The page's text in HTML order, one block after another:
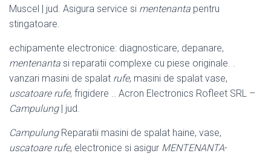
Muscel | jud. Asigura service si mentenanta pentru
stingatoare.
echipamente electronice: diagnosticare, depanare,
mentenanta si reparatii complexe cu piese originale. .
vanzari masini de spalat rufe, masini de spalat vase,
uscatoare rufe, frigidere .. Acron Electronics Rofleet SRL –
Campulung| jud.
CampulungReparatii masini de spalat haine, vase,
uscatoare rufe, electronice si asigur MENTENANTA-